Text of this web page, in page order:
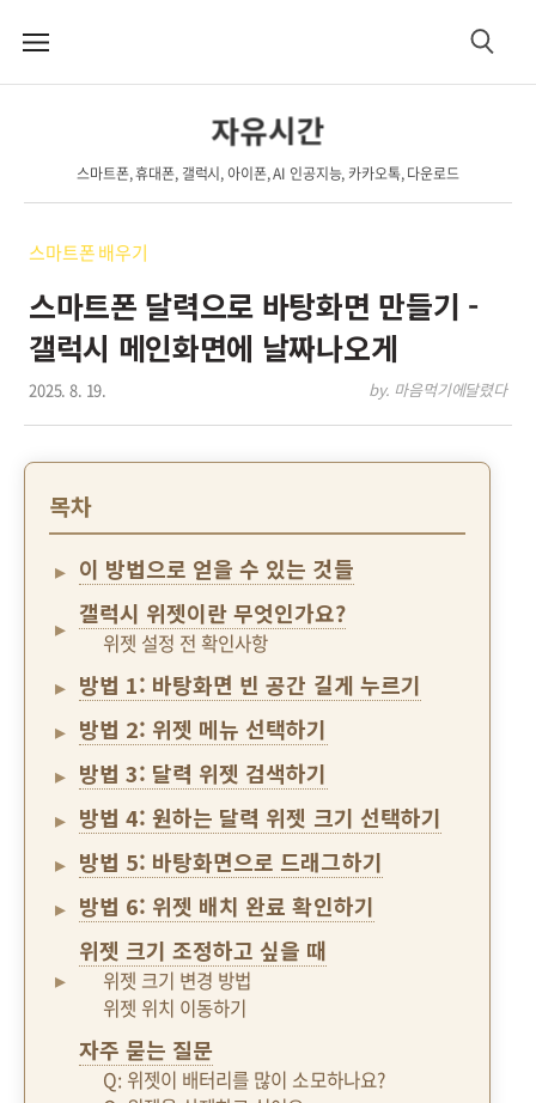
메
검
자유시간
스마트폰, 휴대폰, 갤럭시, 아이폰, AI 인공지능, 카카오톡, 다운로드
스마트폰 배우기
스마트폰 달력으로 바탕화면 만들기 -
갤럭시 메인화면에 날짜나오게
2025. 8. 19. by. 마음먹기에달렸다
목차
이 방법으로 얻을 수 있는 것들
갤럭시 위젯이란 무엇인가요?
위젯 설정 전 확인사항
방법 1: 바탕화면 빈 공간 길게 누르기
방법 2: 위젯 메뉴 선택하기
방법 3: 달력 위젯 검색하기
방법 4: 원하는 달력 위젯 크기 선택하기
방법 5: 바탕화면으로 드래그하기
방법 6: 위젯 배치 완료 확인하기
위젯 크기 조정하고 싶을 때
위젯 크기 변경 방법
위젯 위치 이동하기
자주 묻는 질문
Q: 위젯이 배터리를 많이 소모하나요?